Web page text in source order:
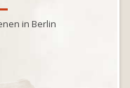
in Berlin